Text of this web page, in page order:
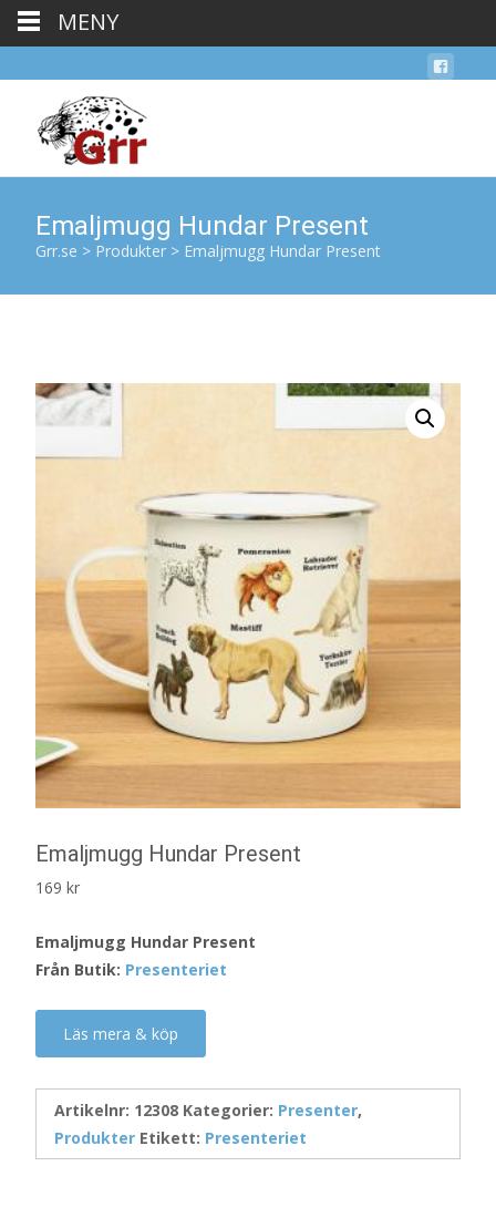
Emaljmugg Hundar Present
Grr.se > Produkter > Emaljmugg Hundar Present
Emaljmugg Hundar Present
169 kr
Emaljmugg Hundar Present
Från Butik: Presenteriet
Läs mera & köp
Artikelnr: 12308 Kategorier: Presenter,
Produkter Etikett: Presenteriet
MENY